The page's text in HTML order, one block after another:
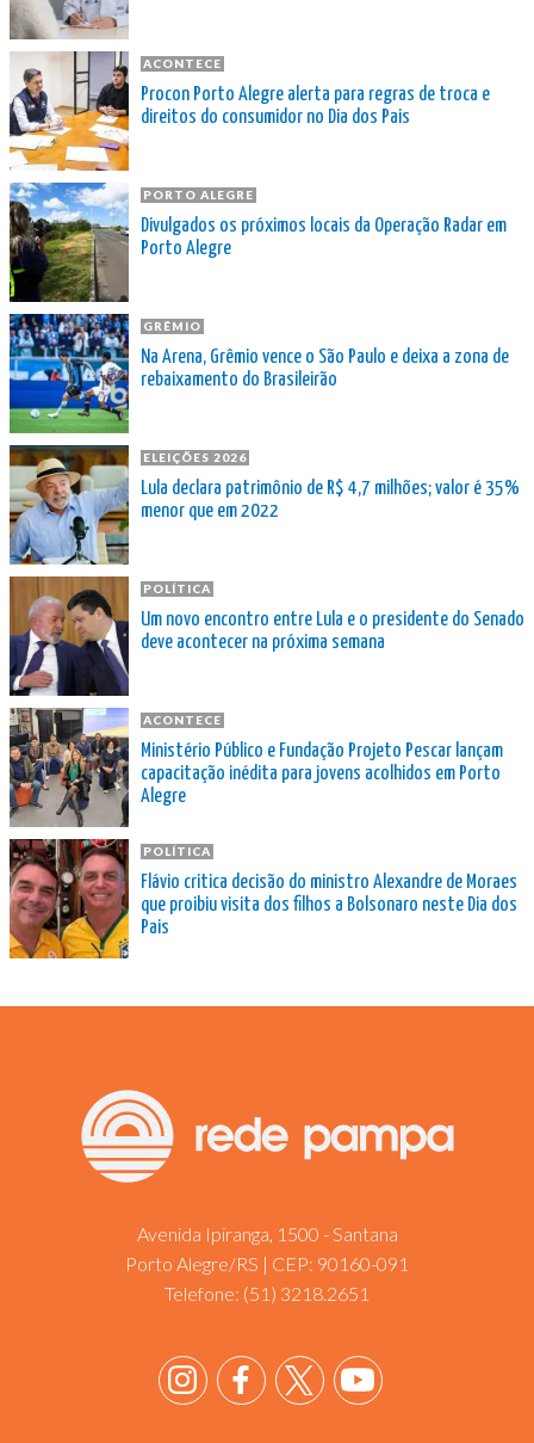
ACONTECE
Procon Porto Alegre alerta para regras de troca e
direitos do consumidor no Dia dos Pais
PORTO ALEGRE
Divulgados os próximos locais da Operação Radar em
Porto Alegre
GRÊMIO
Na Arena, Grêmio vence o São Paulo e deixa a zona de
rebaixamento do Brasileirão
ELEIÇÕES 2026
Lula declara patrimônio de R$ 4,7 milhões; valor é 35%
menor que em 2022
POLÍTICA
Um novo encontro entre Lula e o presidente do Senado
deve acontecer na próxima semana
ACONTECE
Ministério Público e Fundação Projeto Pescar lançam
capacitação inédita para jovens acolhidos em Porto
Alegre
POLÍTICA
Flávio critica decisão do ministro Alexandre de Moraes
que proibiu visita dos filhos a Bolsonaro neste Dia dos
Pais
Avenida Ipiranga, 1500 - Santana
Porto Alegre/RS | CEP: 90160-091
Telefone: (51) 3218.2651